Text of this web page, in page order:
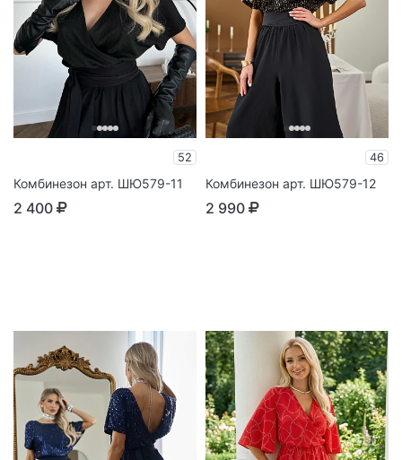
52
Комбинезон арт. ШЮ579-11
2 400
46
Комбинезон арт. ШЮ579-12
2 990